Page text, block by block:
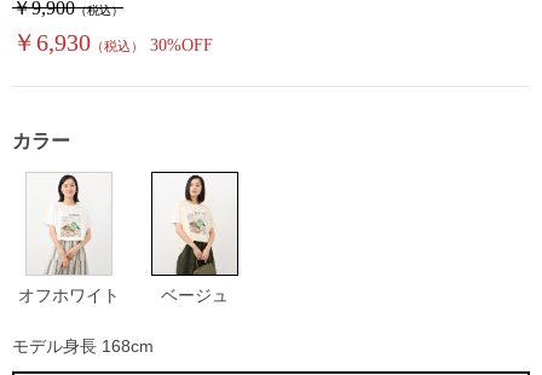
￥9,900（税込）
￥6,930 （税込） 30%OFF
カラー
オフホワイト ベージュ
モデル身長 168cm